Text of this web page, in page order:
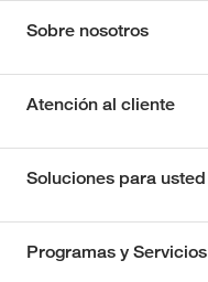
Sobre nosotros
Atención al cliente
Soluciones para usted
Programas y Servicios